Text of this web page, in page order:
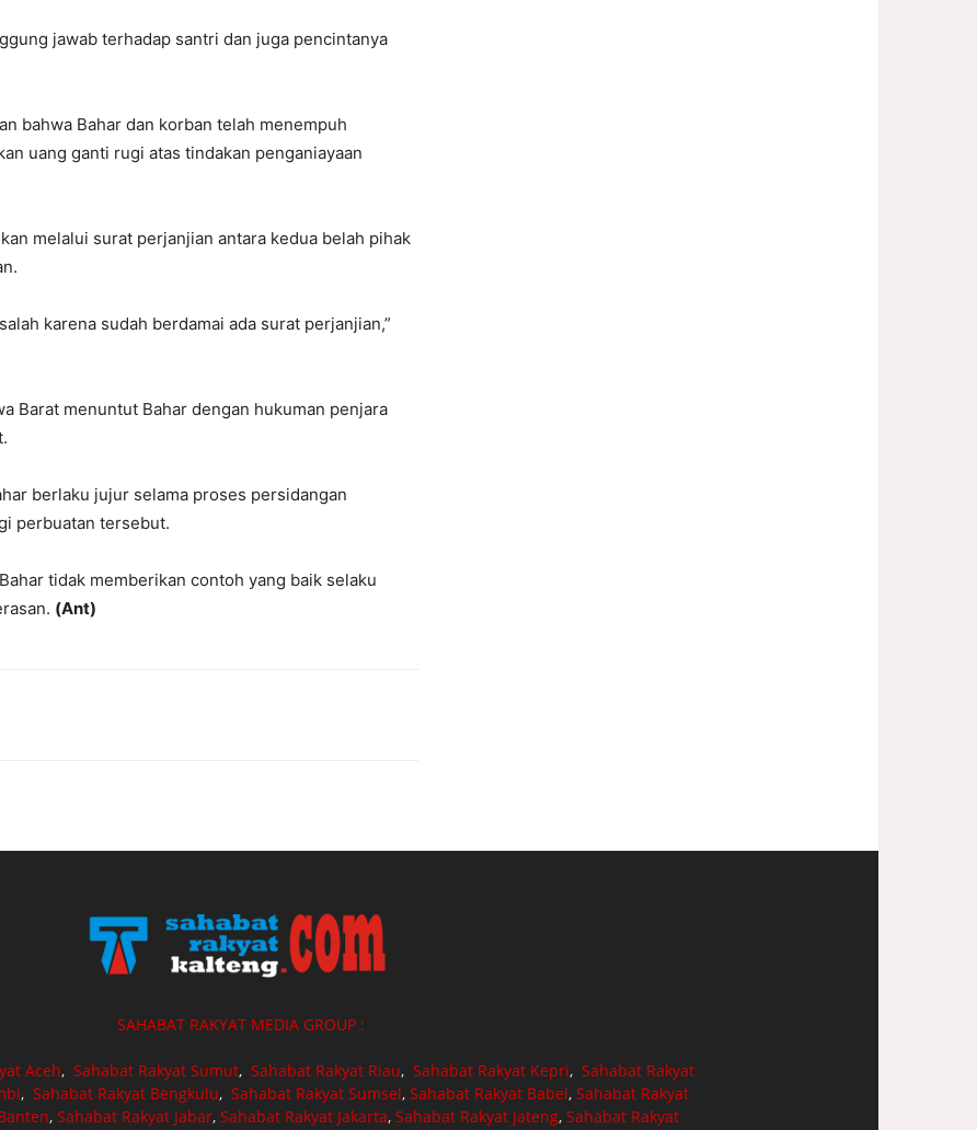
jawab terhadap santri dan juga pencintanya
bahwa Bahar dan korban telah menempuh
uang ganti rugi atas tindakan penganiayaan
melalui surat perjanjian antara kedua belah pihak
karena sudah berdamai ada surat perjanjian,”
Barat menuntut Bahar dengan hukuman penjara
berlaku jujur selama proses persidangan
perbuatan tersebut.
tidak memberikan contoh yang baik selaku
(Ant)
SAHABAT RAKYAT MEDIA GROUP :
Aceh, Sahabat Rakyat Sumut, Sahabat Rakyat Riau, Sahabat Rakyat Kepri, Sahabat Rakyat
,Sahabat Rakyat Bengkulu,Sahabat Rakyat Sumsel,Sahabat Rakyat Babel,Sahabat Rakyat
, Sahabat Rakyat Jabar, Sahabat Rakyat Jakarta, Sahabat Rakyat Jateng, Sahabat Rakyat